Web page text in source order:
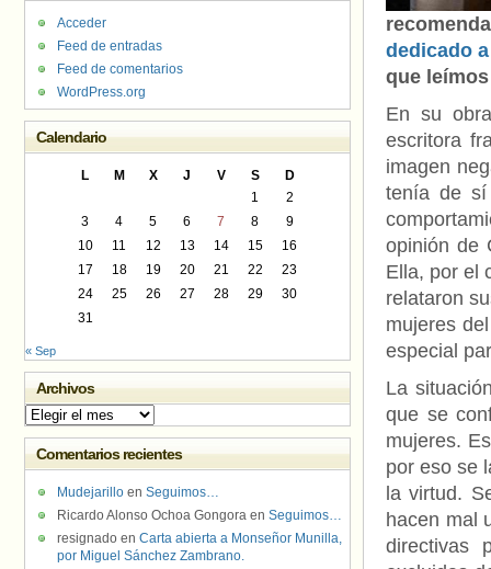
dedicado
que
En su
escritora
imagen
tenía de sí
opinión de
Ella, por el
relataron
mujeres
especial
La
que se
mujeres.
por eso se
la virtud.
hacen mal
directivas
Acceder
Feed de entradas
Feed de comentarios
WordPress.org
Calendario
L M X J V S
D
1
2
3
4 5 6 7 8
9
10
11 12 13 14 15
16
17
18 19 20 21 22
23
24
25 26 27 28 29
30
31
« Sep
Archivos
Archivos
Comentarios recientes
Mudejarillo en Seguimos…
Ricardo Alonso Ochoa Gongora en Seguimos…
resignado en Carta abierta a Monseñor Munilla,
por Miguel Sánchez Zambrano.